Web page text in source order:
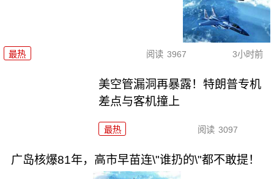
最热 阅读 3967 3小时前
美空管漏洞再暴露！特朗普专机
差点与客机撞上
最热 阅读 3097
广岛核爆81年，高市早苗连\"谁扔的\"都不敢提！